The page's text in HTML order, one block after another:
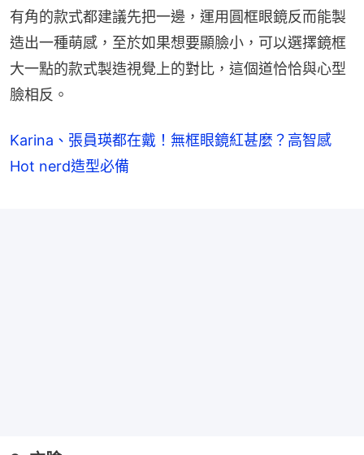
有角的款式都建議先把一邊，運用圓框眼鏡反而能製
造出一種萌感，至於如果想要顯臉小，可以選擇鏡框
大一點的款式製造視覺上的對比，這個道恰恰與心型
臉相反。
Karina、張員瑛都在戴！無框眼鏡紅甚麼？高智感
Hot nerd造型必備